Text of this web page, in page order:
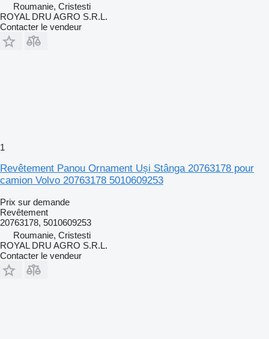
Roumanie, Cristesti
ROYAL DRU AGRO S.R.L.
Contacter le vendeur
1
Revêtement Panou Ornament Uși Stânga 20763178 pour
camion Volvo 20763178 5010609253
Prix sur demande
Revêtement
20763178, 5010609253
Roumanie, Cristesti
ROYAL DRU AGRO S.R.L.
Contacter le vendeur